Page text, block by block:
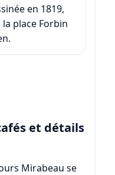
en 1819,
place Forbin
et détails
Mirabeau se